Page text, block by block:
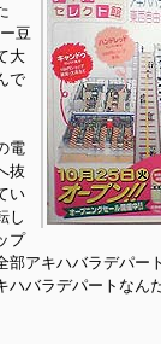
豆
大
で
電
抜
い
し
プ
アキハバラデパー
バラデパートなん